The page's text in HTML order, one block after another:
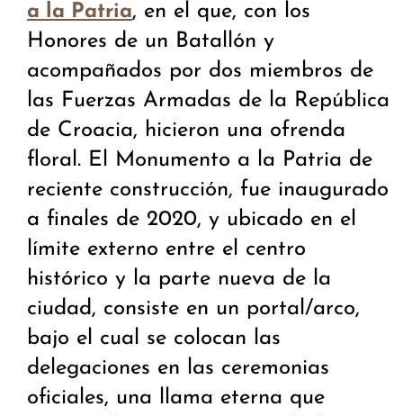
a la Patria, en el que, con los
Honores de un Batallón y
acompañados por dos miembros de
las Fuerzas Armadas de la República
de Croacia, hicieron una ofrenda
floral. El Monumento a la Patria de
reciente construcción, fue inaugurado
a finales de 2020, y ubicado en el
límite externo entre el centro
histórico y la parte nueva de la
ciudad, consiste en un portal/arco,
bajo el cual se colocan las
delegaciones en las ceremonias
oficiales, una llama eterna que